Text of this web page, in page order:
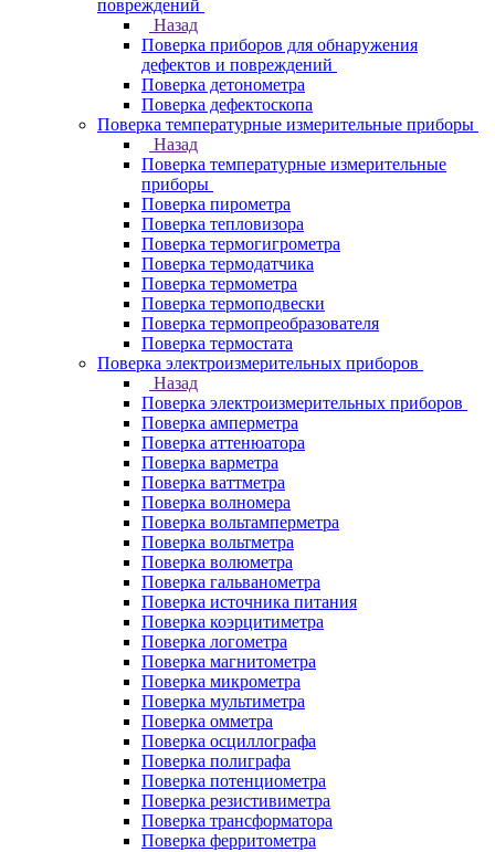
повреждений
Назад
Поверка приборов для обнаружения
дефектов и повреждений
Поверка детонометра
Поверка дефектоскопа
Поверка температурные измерительные приборы
Назад
Поверка температурные измерительные
приборы
Поверка пирометра
Поверка тепловизора
Поверка термогигрометра
Поверка термодатчика
Поверка термометра
Поверка термоподвески
Поверка термопреобразователя
Поверка термостата
Поверка электроизмерительных приборов
Назад
Поверка электроизмерительных приборов
Поверка амперметра
Поверка аттенюатора
Поверка варметра
Поверка ваттметра
Поверка волномера
Поверка вольтамперметра
Поверка вольтметра
Поверка волюметра
Поверка гальванометра
Поверка источника питания
Поверка коэрцитиметра
Поверка логометра
Поверка магнитометра
Поверка микрометра
Поверка мультиметра
Поверка омметра
Поверка осциллографа
Поверка полиграфа
Поверка потенциометра
Поверка резистивиметра
Поверка трансформатора
Поверка ферритометра